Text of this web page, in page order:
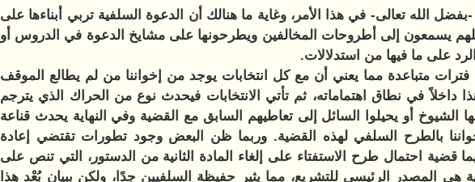
الله تعالى- في هذا الأمر، وغاية ما هنالك أن الدعوة السلفية تربي أبناءها على
يسمعون إلى أطروحات المخالفين ويطرحونها على مشايخ الدعوة في الدروس أو
على ما فيها من استدلالات.
فترات متباعدة مما يعني أن مع كل انتخابات يوجد من إخواننا من لم يطالع الموقف
داخلاً في نطاق اهتماماته، ثم تأتي الانتخابات فيحدث نوع من الحراك الذي يترجم
الشيوخ أو يحيلوا السائل إلى تعاطيهم السابق مع القضية وفي النهاية يحدث قناعة
بالطرح السلفي لهذه القضية. وربما ظن البعض وجود تطورات تقتضي إعادة
قضية احتمال طرح الاستفتاء على إلغاء المادة الثانية من الدستور، التي تنص على
هي المصدر الرئيسي للتشريع، مما يثير حفيظة السلفيين جدًا، ولكن ببيان بُعْدِ هذا